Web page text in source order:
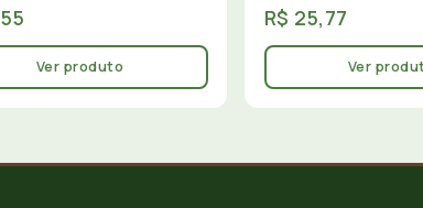
Ver produto
R$ 25,77
Ver